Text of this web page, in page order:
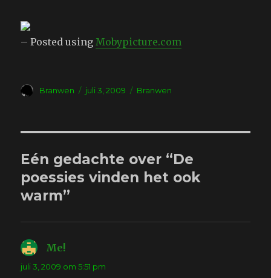
– Posted usingMobypicture.com
Auteur
Branwen
Geplaatst
juli 3, 2009 Tags
Branwen
Eén gedachte over “De
poessies vinden het ook
warm”
Me!
juli 3, 2009 om 5:51 pm